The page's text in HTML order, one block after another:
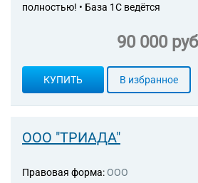
полностью! • База 1С ведётся
90 000
КУПИТЬ В избранное
ООО "ТРИАДА"
Правовая форма: ООО